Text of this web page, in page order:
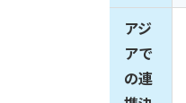
アジ
アで
の連